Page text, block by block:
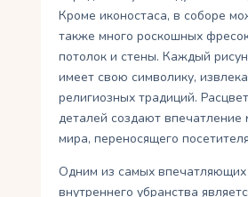
Кроме иконостаса, в соборе
также много роскошных
потолок и стены. Каждый
имеет свою символику,
религиозных традиций.
деталей создают впечатление
мира, переносящего
Одним из самых впечатляющих
внутреннего убранства